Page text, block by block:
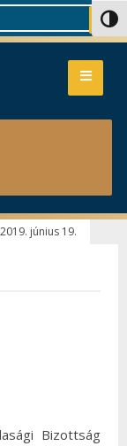
2019. június 19.
Bizottság